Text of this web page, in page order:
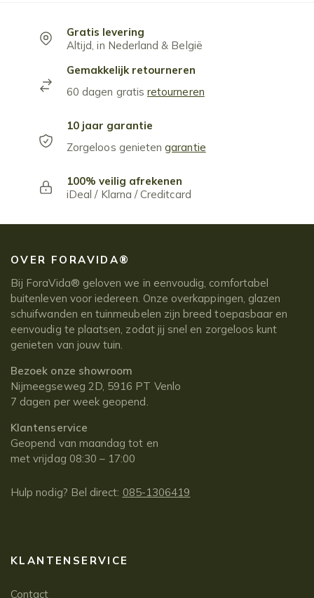
Gratis levering
Altijd, in Nederland & België
Gemakkelijk retourneren
60 dagen gratisretourneren
10 jaar garantie
Zorgeloos genietengarantie
100% veilig afrekenen
iDeal / Klarna / Creditcard
OVER FORAVIDA®
Bij ForaVida® geloven we in eenvoudig, comfortabel
buitenleven voor iedereen. Onze overkappingen, glazen
schuifwanden en tuinmeubelen zijn breed toepasbaar en
eenvoudig te plaatsen, zodat jij snel en zorgeloos kunt
genieten van jouw tuin.
Bezoek onze showroom
Nijmeegseweg 2D, 5916 PT Venlo
7 dagen per week geopend.
Klantenservice
Geopend van maandag tot en
met vrijdag 08:30 – 17:00
Hulp nodig? Bel direct: 085-1306419
KLANTENSERVICE
Contact